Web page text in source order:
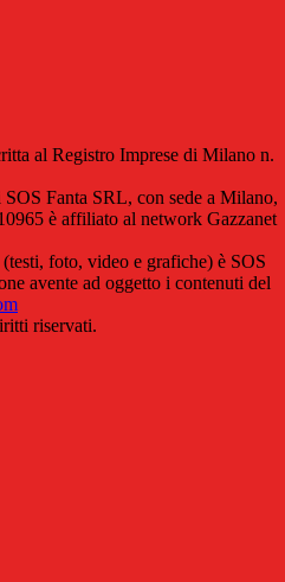
al Registro Imprese di Milano n.
Fanta SRL, con sede a Milano,
è affiliato al network Gazzanet
foto, video e grafiche) è SOS
avente ad oggetto i contenuti del
riservati.